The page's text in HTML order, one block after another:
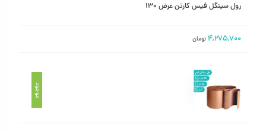
رول سینگل فیس کارتن عرض ۱۳۰
۴,۲۷۵,۷۰۰ تومان
موجود